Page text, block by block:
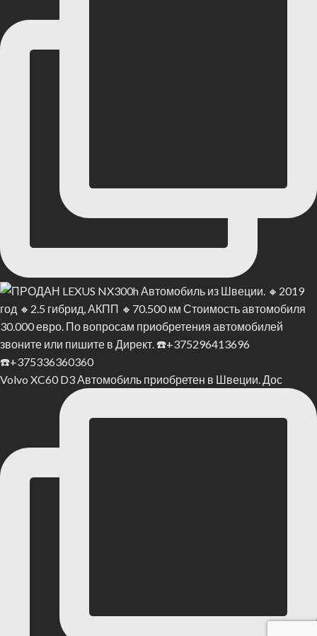
Volvo XC60 D3 Автомобиль приобретен в Швеции. Дос